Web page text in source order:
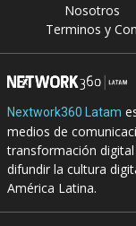
Nosotros
Terminos y
Nextwork360 Latam
medios de
transformación
difundir la cultura
América Latina.